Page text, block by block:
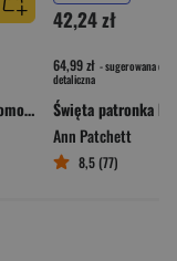
Nokturn śródziemnomorski
42,24 zł
64,99 zł - sugerowana cena
detaliczna
Ann Patchett
8,5 (77)